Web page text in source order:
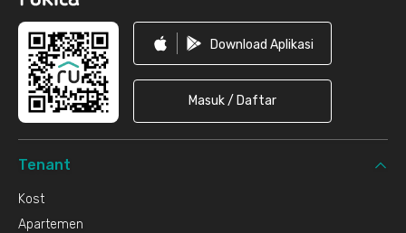
Download Aplikasi
Masuk / Daftar
Tenant
Kost
Apartemen